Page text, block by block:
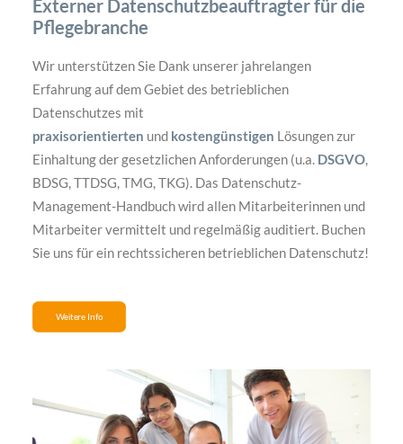
Externer Datenschutzbeauftragter für die
Pflegebranche
Wir unterstützen Sie Dank unserer jahrelangen
Erfahrung auf dem Gebiet des betrieblichen
Datenschutzes mit
praxisorientierten und kostengünstigen Lösungen zur
Einhaltung der gesetzlichen Anforderungen (u.a. DSGVO,
BDSG, TTDSG, TMG, TKG). Das Datenschutz-
Management-Handbuch wird allen Mitarbeiterinnen und
Mitarbeiter vermittelt und regelmäßig auditiert. Buchen
Sie uns für ein rechtssicheren betrieblichen Datenschutz!
Weitere Info